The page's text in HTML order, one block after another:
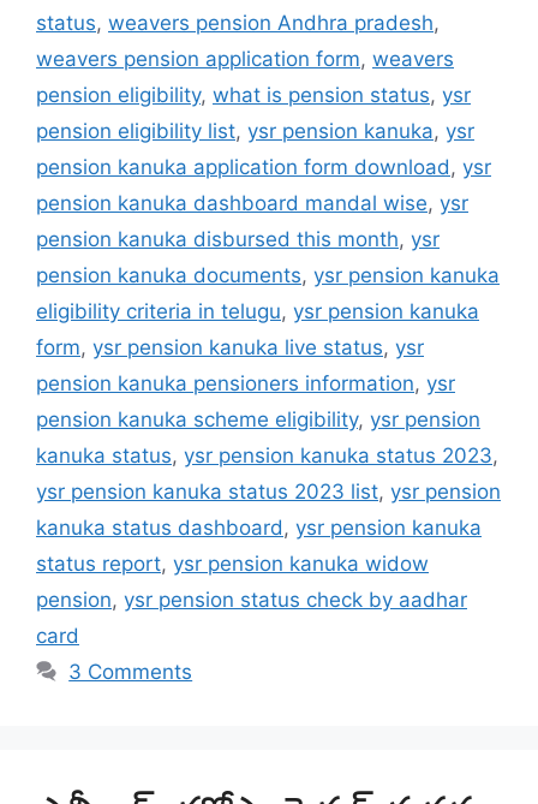
status, weavers pension Andhra pradesh,
weavers pension application form, weavers
pension eligibility, what is pension status, ysr
pension eligibility list, ysr pension kanuka, ysr
pension kanuka application form download , ysr
pension kanuka dashboard mandal wise, ysr
pension kanuka disbursed this month, ysr
pension kanuka documents, ysr pension kanuka
eligibility criteria in telugu, ysr pension kanuka
form, ysr pension kanuka live status, ysr
pension kanuka pensioners information, ysr
pension kanuka scheme eligibility, ysr pension
kanuka status, ysr pension kanuka status 2023,
ysr pension kanuka status 2023 list, ysr pension
kanuka status dashboard , ysr pension kanuka
status report, ysr pension kanuka widow
pension, ysr pension status check by aadhar
card
3 Comments